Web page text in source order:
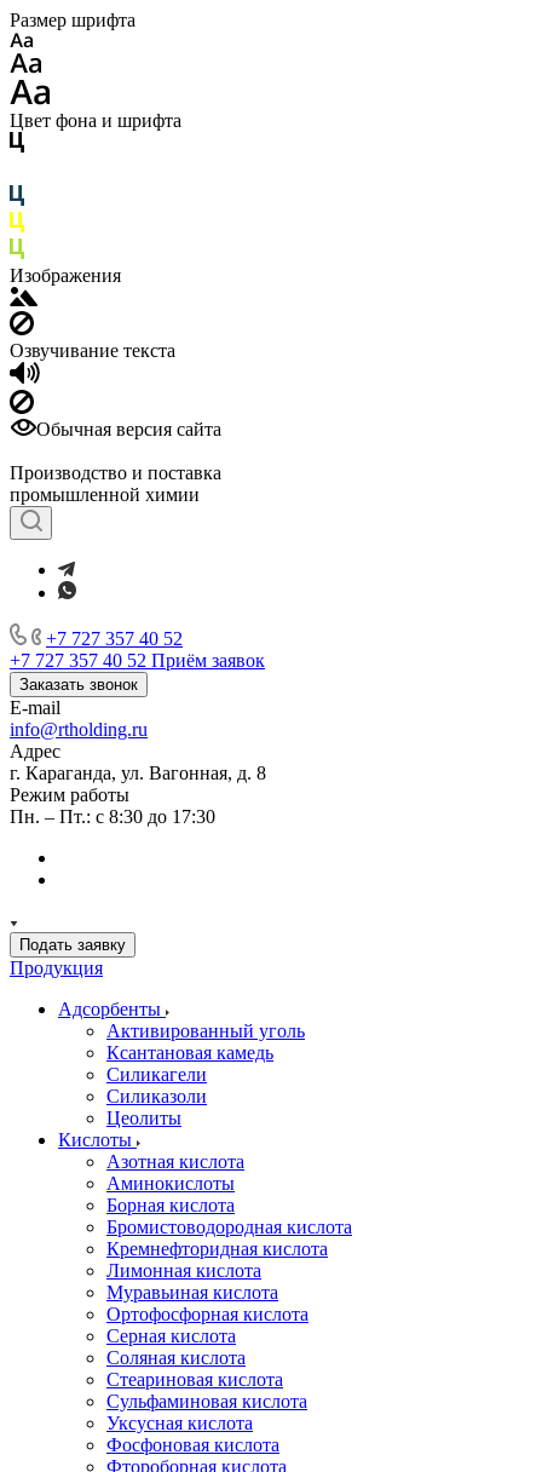
Размер шрифта
Цвет фона и шрифта
Изображения
Озвучивание текста
Обычная версия сайта
Производство и поставка
промышленной химии
+7 727 357 40 52
+7 727 357 40 52 Приём заявок
Заказать звонок
E-mail
info@rtholding.ru
Адрес
г. Караганда, ул. Вагонная, д. 8
Режим работы
Пн. – Пт.: с 8:30 до 17:30
Подать заявку
Продукция
Адсорбенты
Активированный уголь
Ксантановая камедь
Силикагели
Силиказоли
Цеолиты
Кислоты
Азотная кислота
Аминокислоты
Борная кислота
Бромистоводородная кислота
Кремнефторидная кислота
Лимонная кислота
Муравьиная кислота
Ортофосфорная кислота
Серная кислота
Соляная кислота
Стеариновая кислота
Сульфаминовая кислота
Уксусная кислота
Фосфоновая кислота
Фтороборная кислота